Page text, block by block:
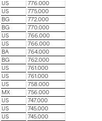
US
776.000
US
775.000
BG
772.000
BG
770.000
US
766.000
US
766.000
BA
764.000
BG
762.000
US
761.000
US
761.000
US
758.000
MX
756.000
US
747.000
US
745.000
US
745.000